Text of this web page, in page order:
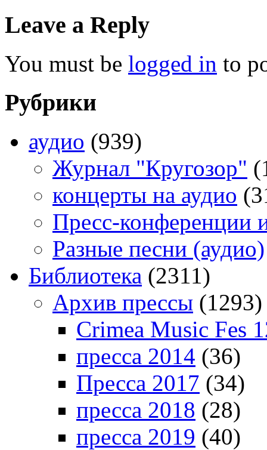
Leave a Reply
You must be logged in to
Рубрики
аудио (939)
Журнал "Кругозор"
концерты на аудио
Пресс-конференции
Разные песни (аудио)
Библиотека (2311)
Архив прессы (1293)
Crimea Music Fes
пресса 2014 (36)
Пресса 2017 (34)
пресса 2018 (28)
пресса 2019 (40)